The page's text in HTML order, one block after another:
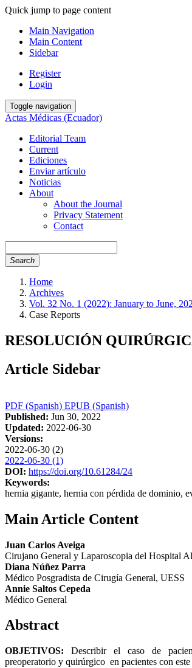
Quick jump to page content
Main Navigation
Main Content
Sidebar
Register
Login
Toggle navigation
Actas Médicas (Ecuador)
Editorial Team
Current
Ediciones
Enviar artículo
Noticias
About
About the Journal
Privacy Statement
Contact
Search
Home
Archives
Vol. 32 No. 1 (2022): January to June,
Case Reports
RESOLUCIÓN
Article Sidebar
PDF (Spanish) EPUB (Spanish)
Published: Jun 30, 2022
Updated: 2022-06-30
Versions:
2022-06-30 (2)
2022-06-30 (1)
DOI: https://doi.org/10.61284/24
Keywords:
hernia gigante, hernia con pérdida de dominio,
Main Article Content
Juan Carlos Aveiga
Cirujano General y Laparoscopia del Hospital
Diana Núñez Parra
Médico Posgradista de Cirugía General, UESS
Annie Saltos Cepeda
Médico General
Abstract
OBJETIVOS:
Describir el caso de paciente
preoperatorio y quirúrgico en pacientes con